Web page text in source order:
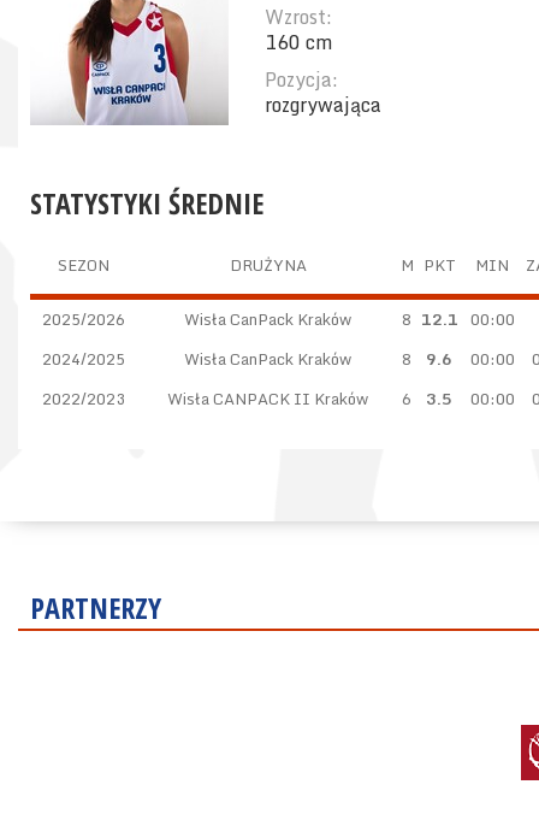
Wzrost:
160 cm
Pozycja:
rozgrywająca
STATYSTYKI ŚREDNIE
SEZON DRUŻYNA M PKT MIN
2025/2026 Wisła CanPack Kraków 8 12.1 00:00
2024/2025
Wisła CanPack Kraków 8 9.6 00:00
2022/2023
Wisła CANPACK II Kraków 6 3.5 00:00
PARTNERZY